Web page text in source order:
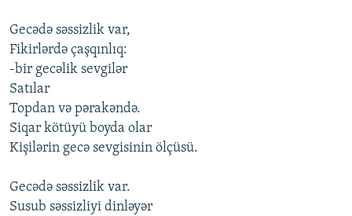
Gecədə səssizlik var,
Fikirlərdə çaşqınlıq:
-bir gecəlik sevgilər
Satılar
Topdan və pərakəndə.
Siqar kötüyü boyda olar
Kişilərin gecə sevgisinin ölçüsü.
Gecədə səssizlik var.
Susub səssizliyi dinləyər